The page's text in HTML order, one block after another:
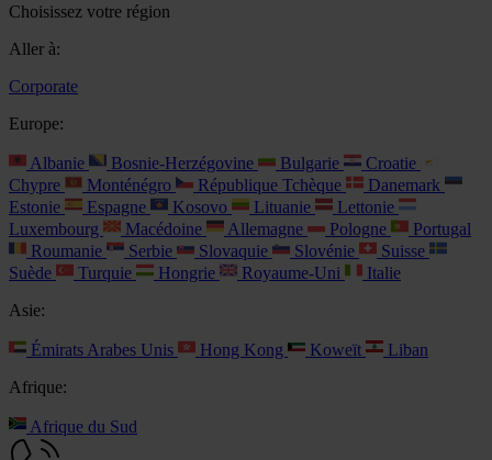
Choisissez votre région
Aller à:
Corporate
Europe:
Albanie Bosnie-Herzégovine Bulgarie
Croatie
Chypre
Monténégro République Tchèque
Danemark
Estonie
Espagne Kosovo Lituanie
Lettonie
Luxembourg
Macédoine Allemagne Pologne
Portugal
Roumanie
Serbie Slovaquie Slovénie
Suisse
Suède
Turquie Hongrie Royaume-Uni
Italie
Asie:
Émirats Arabes Unis Hong Kong Koweït
Liban
Afrique:
Afrique du Sud